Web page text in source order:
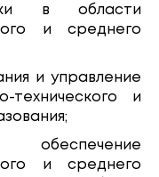
в области
и среднего
и управление
технического и
обеспечение
и среднего